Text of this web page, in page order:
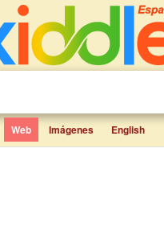
Web Imágenes English